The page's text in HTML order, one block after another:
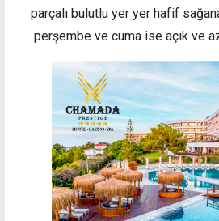
parçalı bulutlu yer yer hafif
perşembe ve cuma ise açık ve